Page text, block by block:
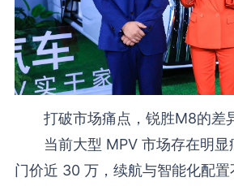
打破市场痛点，锐胜M8的差
当前大型 MPV 市场存在明显
门价近 30 万，续航与智能化配